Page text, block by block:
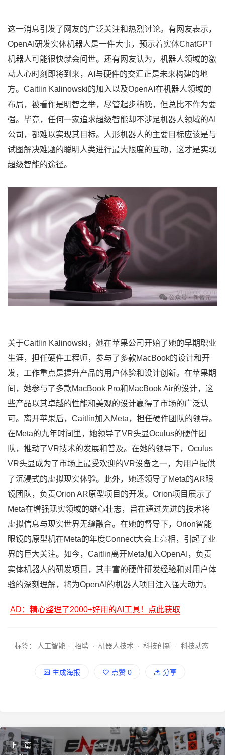
这一消息引发了网友的广泛关注和热烈讨论。有网友表示，
OpenAI研发实体机器人是一件大事，预示着实体ChatGPT
机器人可能很快就会问世。还有网友认为，机器人领域的激
动人心时刻即将到来，AI与硬件的交汇正是未来构建的地
方。Caitlin Kalinowski的加入以及OpenAI在机器人领域的
布局，被看作是明智之举，尽管起步稍晚，但总比不作为要
强。毕竟，任何一家追求超级智能却不涉足机器人领域的AI
公司，都难以实现其目标。人形机器人的主要目标应该是与
试图解决难题的聪明人类进行最大限度的互动，这才是实现
超级智能的途径。
关于Caitlin Kalinowski，她在苹果公司开始了她的早期职业
生涯，担任硬件工程师，参与了多款MacBook的设计和开
发，工作重点是提升产品的用户体验和设计创新。在苹果期
间，她参与了多款MacBook Pro和MacBook Air的设计，这
些产品以其卓越的性能和美观的设计赢得了市场的广泛认
可。离开苹果后，Caitlin加入Meta，担任硬件团队的领导。
在Meta的九年时间里，她领导了VR头显Oculus的硬件团
队，推动了VR技术的发展和普及。在她的领导下，Oculus
VR头显成为了市场上最受欢迎的VR设备之一，为用户提供
了沉浸式的虚拟现实体验。此外，她还领导了Meta的AR眼
镜团队，负责Orion AR原型项目的开发。Orion项目展示了
Meta在增强现实领域的雄心壮志，旨在通过先进的技术将
虚拟信息与现实世界无缝融合。在她的督导下，Orion智能
眼镜的原型机在Meta的年度Connect大会上亮相，引起了业
界的巨大关注。如今，Caitlin离开Meta加入OpenAI，负责
实体机器人的研发项目，其丰富的硬件研发经验和对用户体
验的深刻理解，将为OpenAI的机器人项目注入强大动力。
AD：精心整理了2000+好用的AI工具！点此获取
标签： 人工智能 · 招聘 · 机器人技术 · 科技创新 · 科技动态
生成海报 点赞 0 分享
上一篇